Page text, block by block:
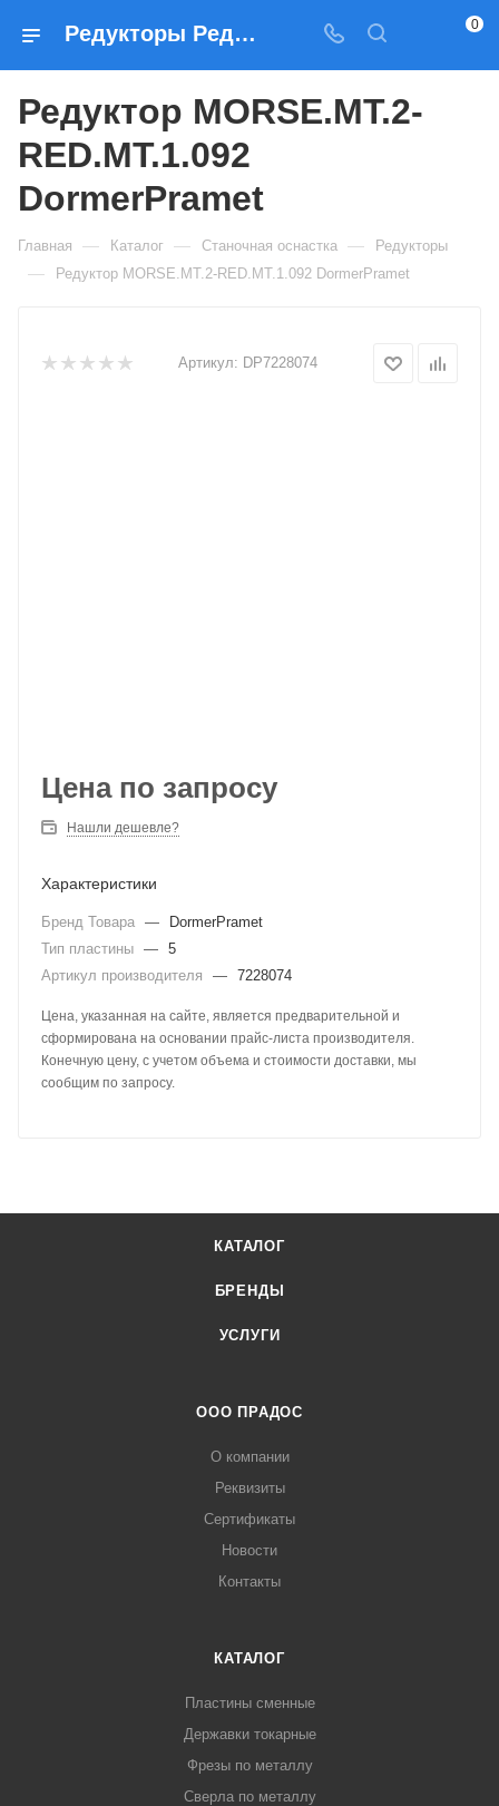
Редукторы Редуктор MORSE.MT.2-RED.MT.1.092 DormerPramet — купить по выгодным ценам в Москве 0
Редуктор MORSE.MT.2-
RED.MT.1.092
DormerPramet
Главная — Каталог — Станочная оснастка — Редукторы
— Редуктор MORSE.MT.2-RED.MT.1.092 DormerPramet
Артикул: DP7228074
Цена по запросу
Нашли дешевле?
Характеристики
Бренд Товара —
DormerPramet
Тип пластины — 5
Артикул производителя
— 7228074
Цена, указанная на сайте, является предварительной и
сформирована на основании прайс-листа производителя.
Конечную цену, с учетом объема и стоимости доставки, мы
сообщим по запросу.
КАТАЛОГ
БРЕНДЫ
УСЛУГИ
ООО ПРАДОС
О компании
Реквизиты
Сертификаты
Новости
Контакты
КАТАЛОГ
Пластины сменные
Державки токарные
Фрезы по металлу
Сверла по металлу